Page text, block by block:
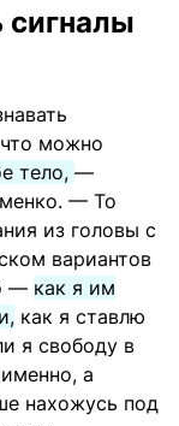
можно
тело, —
— То
из головы с
вариантов
— как я им
как я ставлю
я свободу в
а
нахожусь под